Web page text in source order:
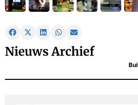
Nieuws Archief